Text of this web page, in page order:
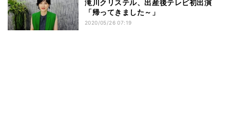
滝川クリステル、出産後テレビ初出演
「帰ってきました～」
2020/05/26 07:19